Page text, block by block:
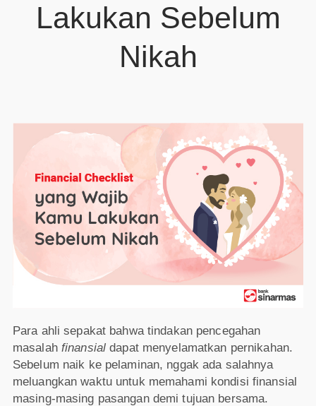
Lakukan Sebelum
Nikah
Para ahli sepakat bahwa tindakan pencegahan
masalah finansial dapat menyelamatkan pernikahan.
Sebelum naik ke pelaminan, nggak ada salahnya
meluangkan waktu untuk memahami kondisi finansial
masing-masing pasangan demi tujuan bersama.